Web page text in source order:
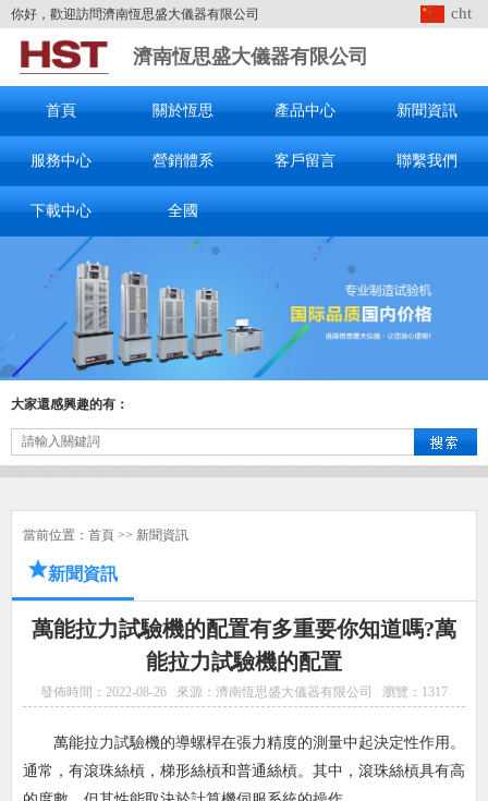
你好，歡迎訪問濟南恆思盛大儀器有限公司 cht
濟南恆思盛大儀器有限公司
首頁 關於恆思 產品中心 新聞資訊
服務中心 營銷體系 客戶留言 聯繫我們
下載中心 全國
大家還感興趣的有：
當前位置： 首頁 >> 新聞資訊
新聞資訊
萬能拉力試驗機的配置有多重要你知道嗎?萬
能拉力試驗機的配置
發佈時間：2022-08-26 來源：濟南恆思盛大儀器有限公司 瀏覽： 1317
萬能拉力試驗機的導螺桿在張力精度的測量中起決定性作用。
通常，有滾珠絲槓，梯形絲槓和普通絲槓。其中，滾珠絲槓具有高